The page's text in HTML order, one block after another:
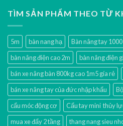
TÌM SẢN PHẨM THEO TỪ
5m bàn nang hạ Bàn nâng tay
bàn nâng điện cao 2m
bàn nâng điện
bán xe nâng bàn 800kg cao 1m5 gía rẻ
bán xe nâng tay của đức nhập khẩu
cẩu móc động cơ
Cẩu tay mini thủy
mua xe đẩy 2 tầng
thang nang sieu